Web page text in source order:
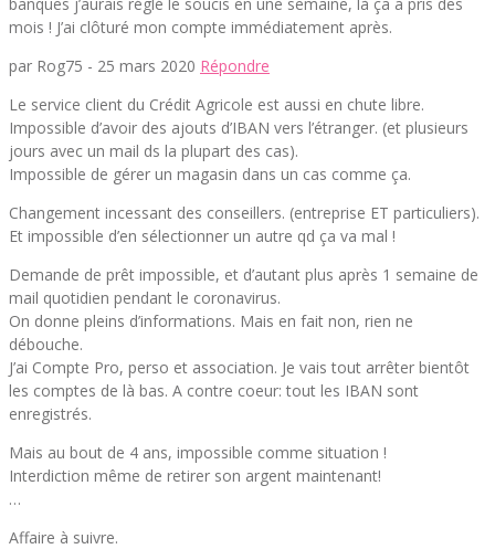
mois ! J’ai clôturé mon compte immédiatement après.
par Rog75 - 25 mars 2020 Répondre
Le service client du Crédit Agricole est aussi en chute libre.
Impossible d’avoir des ajouts d’IBAN vers l’étranger. (et plusieurs
jours avec un mail ds la plupart des cas).
Impossible de gérer un magasin dans un cas comme ça.
Changement incessant des conseillers. (entreprise ET particuliers).
Et impossible d’en sélectionner un autre qd ça va mal !
Demande de prêt impossible, et d’autant plus après 1 semaine de
mail quotidien pendant le coronavirus.
On donne pleins d’informations. Mais en fait non, rien ne
débouche.
J’ai Compte Pro, perso et association. Je vais tout arrêter bientôt
les comptes de là bas. A contre coeur: tout les IBAN sont
enregistrés.
Mais au bout de 4 ans, impossible comme situation !
Interdiction même de retirer son argent maintenant!
…
Affaire à suivre.